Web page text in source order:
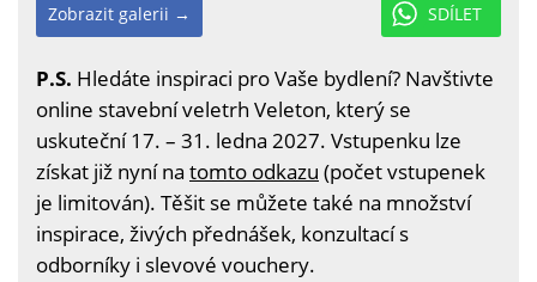
SDÍLET
Zobrazit galerii →
P.S. Hledáte inspiraci pro Vaše bydlení? Navštivte
online stavební veletrh Veleton, který se
uskuteční 17. – 31. ledna 2027. Vstupenku lze
získat již nyní na tomto odkazu (počet vstupenek
je limitován). Těšit se můžete také na množství
inspirace, živých přednášek, konzultací s
odborníky i slevové vouchery.